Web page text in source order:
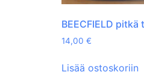
BEECFIELD
14,00 €
Lisää ostoskoriin